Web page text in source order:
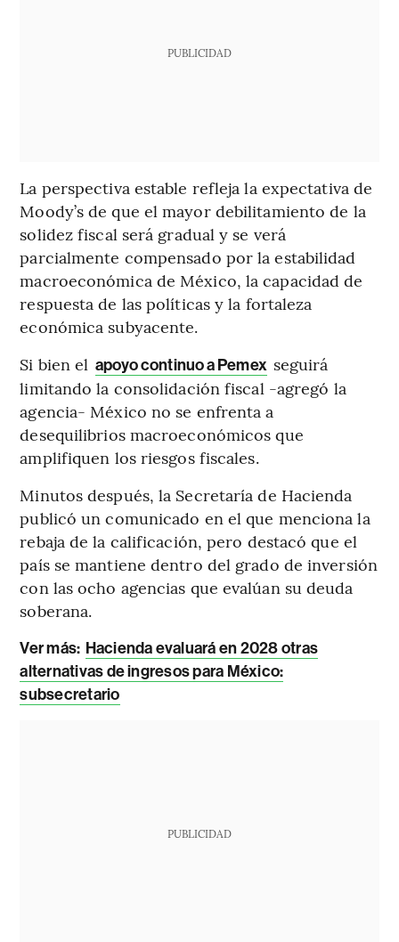
PUBLICIDAD
La perspectiva estable refleja la expectativa de
Moody’s de que el mayor debilitamiento de la
solidez fiscal será gradual y se verá
parcialmente compensado por la estabilidad
macroeconómica de México, la capacidad de
respuesta de las políticas y la fortaleza
económica subyacente.
Si bien el apoyo continuo a Pemex seguirá
limitando la consolidación fiscal -agregó la
agencia- México no se enfrenta a
desequilibrios macroeconómicos que
amplifiquen los riesgos fiscales.
Minutos después, la Secretaría de Hacienda
publicó un comunicado en el que menciona la
rebaja de la calificación, pero destacó que el
país se mantiene dentro del grado de inversión
con las ocho agencias que evalúan su deuda
soberana.
Ver más: Hacienda evaluará en 2028 otras
alternativas de ingresos para México:
subsecretario
PUBLICIDAD